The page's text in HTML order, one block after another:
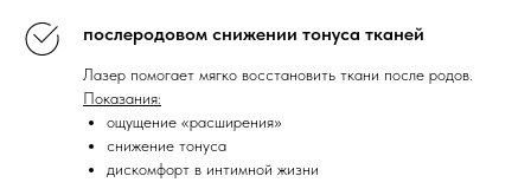
послеродовом снижении тонуса тканей
Лазер помогает мягко восстановить ткани после родов.
Показания:
ощущение «расширения»
снижение тонуса
дискомфорт в интимной жизни